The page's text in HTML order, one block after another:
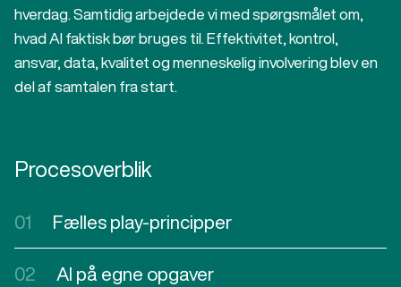
hverdag. Samtidig arbejdede vi med spørgsmålet om,
hvad AI faktisk bør bruges til. Effektivitet, kontrol,
ansvar, data, kvalitet og menneskelig involvering blev en
del af samtalen fra start.
Procesoverblik
01 Fælles play-principper
02 AI på egne opgaver